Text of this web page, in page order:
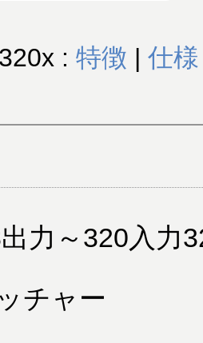
: 特徴 | 仕様
力～320入力
チャー